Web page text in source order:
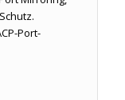
Port-